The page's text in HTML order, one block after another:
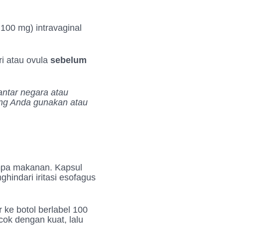
mg) intravaginal
atau ovula sebelum
negara atau
Anda gunakan atau
makanan. Kapsul
iritasi esofagus
ke botol berlabel 100
dengan kuat, lalu